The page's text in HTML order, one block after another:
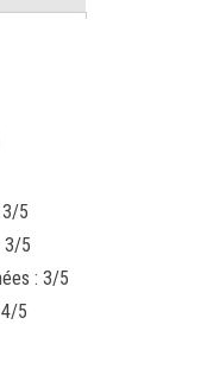
3/5
3/5
: 3/5
5